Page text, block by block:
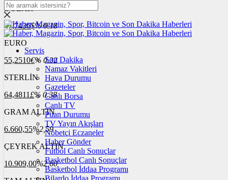
DOLAR
47,7436$% 0.18
EURO
55,2510€% 0.32
STERLİN
64,4811£% 0.38
GRAM ALTIN
6.660,55%2,59
ÇEYREK ALTIN
10.909,00%2,60
Servis
Son Dakika
Namaz Vakitleri
Hava Durumu
Gazeteler
Canlı Borsa
Canlı TV
Puan Durumu
TV Yayın Akışları
Nöbetçi Eczaneler
Haber Gönder
Futbol Canlı Sonuçlar
Basketbol Canlı Sonuçlar
Basketbol İddaa Programı
Bilardo İddaa Programı